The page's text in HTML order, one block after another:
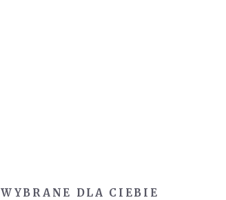
WYBRANE DLA CIEBIE